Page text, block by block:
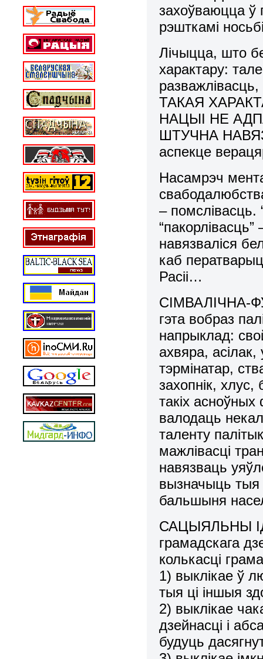
захоўваюцца ў
рэшткамі
Лічыцца, што
характару:
ТАКАЯ
НАЦЫІ НЕ
ШТУЧНА
аспекце
Насамрэч
– помслівасць.
навязваліся
каб
Расіі…
СІМВАЛІЧНА-
гэта вобраз
напрыклад:
ахвяра,
тэрмінатар,
захопнік, хлус,
такіх
валодаць
таленту
мажлівасці
навязваць
вызначыць тыя
бальшыня
САЦЫЯЛЬНЫ
грамадскага
колькасці
1) выклікае ў
тыя ці іншыя
2) выклікае
дзейнасці і
будуць